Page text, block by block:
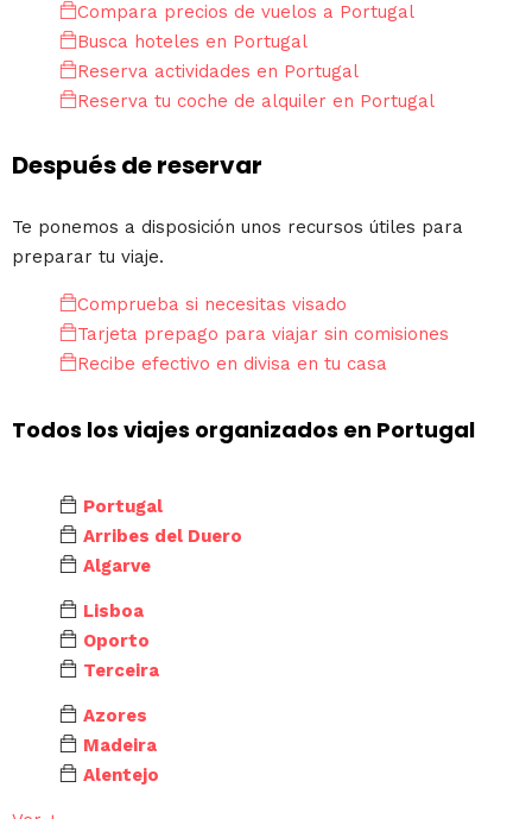
Compara precios de vuelos a Portugal
Busca hoteles en Portugal
Reserva actividades en Portugal
Reserva tu coche de alquiler en Portugal
Después de reservar
Te ponemos a disposición unos recursos útiles para
preparar tu viaje.
Comprueba si necesitas visado
Tarjeta prepago para viajar sin comisiones
Recibe efectivo en divisa en tu casa
Todos los viajes organizados en Portugal
Portugal
Arribes del Duero
Algarve
Lisboa
Oporto
Terceira
Azores
Madeira
Alentejo